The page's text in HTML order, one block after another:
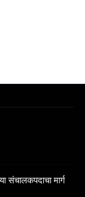
संचालकपदाचा मार्ग